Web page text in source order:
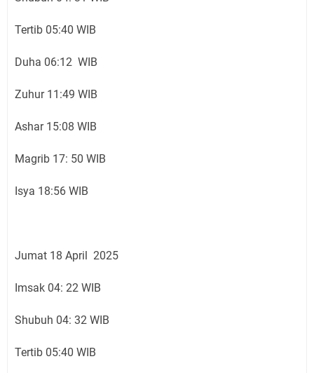
Tertib 05:40 WIB
Duha 06:12 WIB
Zuhur 11:49 WIB
Ashar 15:08 WIB
Magrib 17: 50 WIB
Isya 18:56 WIB
Jumat 18 April 2025
Imsak 04: 22 WIB
Shubuh 04: 32 WIB
Tertib 05:40 WIB